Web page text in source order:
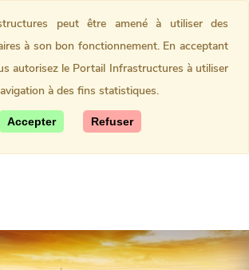
peut être amené à utiliser des
à son bon fonctionnement. En acceptant
autorisez le Portail Infrastructures à utiliser
à des fins statistiques.
Accepter Refuser